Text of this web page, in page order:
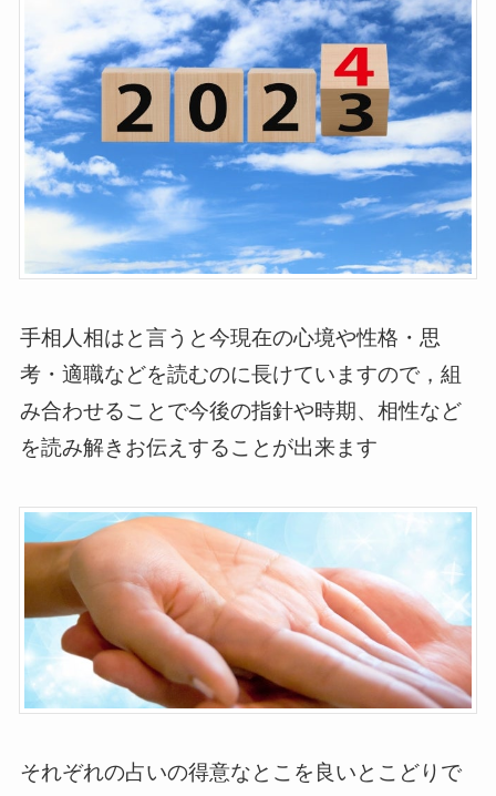
手相人相はと言うと今現在の心境や性格・思
考・適職などを読むのに長けていますので，組
み合わせることで今後の指針や時期、相性など
を読み解きお伝えすることが出来ます
それぞれの占いの得意なとこを良いとこどりで